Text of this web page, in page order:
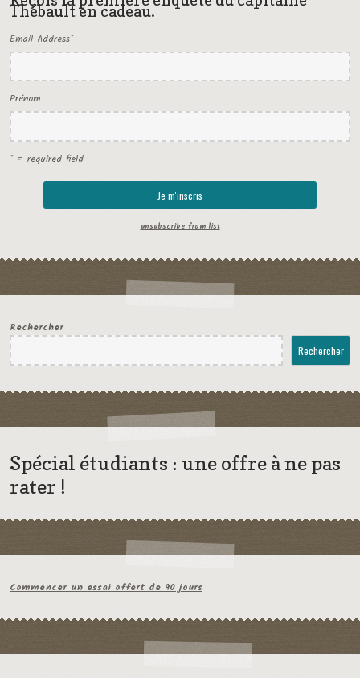
Thébault en cadeau.
Email Address*
Prénom
* = required field
unsubscribe from list
Rechercher
Rechercher
Spécial étudiants : une offre à ne pas
rater !
Commencer un essai offert de 90 jours